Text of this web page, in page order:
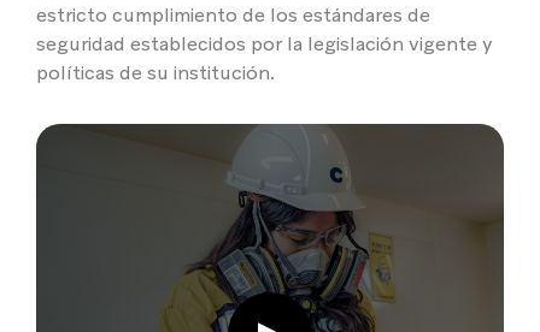
estricto cumplimiento de los estándares de
seguridad establecidos por la legislación vigente y
políticas de su institución.